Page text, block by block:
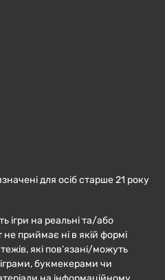
для осіб старше 21 року
ігри на реальні та/або
не приймає ні в якій формі
які пов’язані/можуть
букмекерами чи